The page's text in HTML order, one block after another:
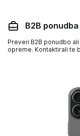
B2B
Preveri B2B ponudbo
opreme. Kontaktirali te